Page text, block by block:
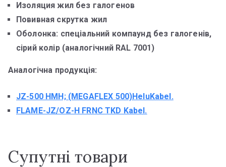
Изоляция жил без галогенов
Повивная скрутка жил
Оболонка: спеціальний компаунд без галогенів,
сірий колір (аналогічний RAL 7001)
Аналогічна продукція:
JZ-500 HMH; (MEGAFLEX 500)HeluKabel.
FLAME-JZ/OZ-H FRNC TKD Kabel.
Супутні товари